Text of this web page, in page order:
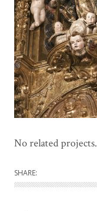
No related projects.
SHARE: